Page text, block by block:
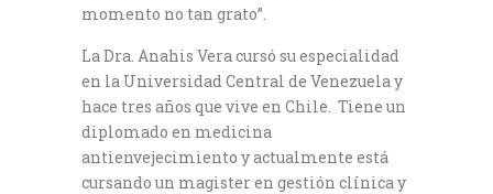
momento no tan grato”.
La Dra. Anahis Vera cursó su especialidad
en la Universidad Central de Venezuela y
hace tres años que vive en Chile. Tiene un
diplomado en medicina
antienvejecimiento y actualmente está
cursando un magister en gestión clínica y